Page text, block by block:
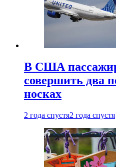
В США
совершить два
носках
2 года спустя2 года спустя